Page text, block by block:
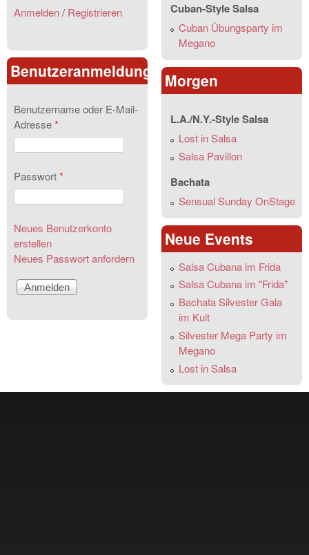
Anmelden/ Registrieren
Benutzeranmeldung
Benutzername oder E-Mail-
Adresse*
Passwort*
Neues Benutzerkonto
erstellen
Neues Passwort anfordern
Cuban-Style Salsa
Cuban Übungsparty im
Megano
Morgen
L.A./N.Y.-Style Salsa
Lost in Salsa
Salsa Pavillon
Bachata
Sensual Sunday OnStage
Neue Events
Salsa Cubana im Frida
Salsa Cubana im "Frida"
Bachata Silvester Gala
im Kult
Silvester Mega Party im
Megano
Lost in Salsa